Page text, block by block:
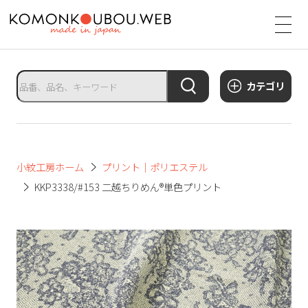
カテゴリ
小紋工房ホーム
プリント｜ポリエステル
KKP3338/#153 二越ちりめん®単色プリント
サ
イ
ト
タ
イ
ト
ニ
ュ
ー
を
開